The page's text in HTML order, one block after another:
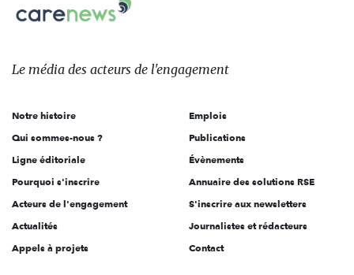
sur:
Le
des
l'engagement
Le média des acteurs de l'engagement
Notre histoire
Qui sommes-nous ?
Ligne éditoriale
Pourquoi s'inscrire
Acteurs de l'engagement
Actualités
Appels à projets
Emplois
Publications
Évènements
Annuaire des solutions RSE
S'inscrire aux newsletters
Journalistes et rédacteurs
Contact